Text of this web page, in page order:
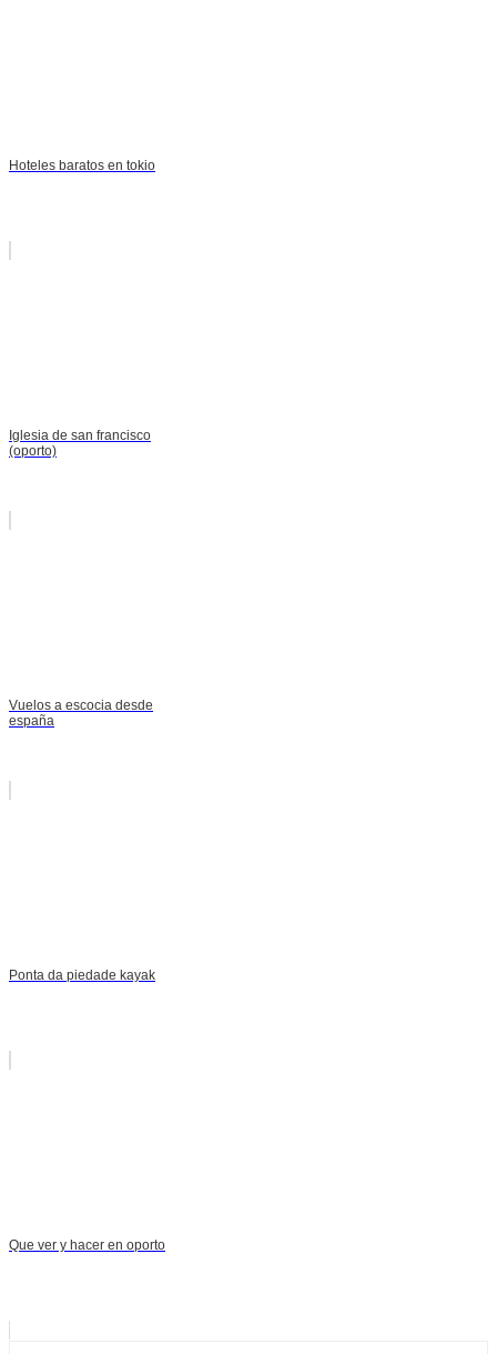
Hoteles baratos en tokio
Iglesia de san francisco
(oporto)
Vuelos a escocia desde
españa
Ponta da piedade kayak
Que ver y hacer en oporto